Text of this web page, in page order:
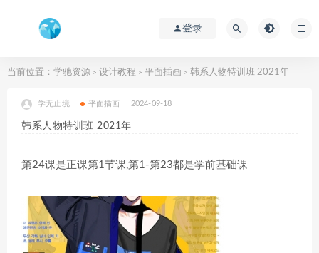
登录
当前位置： 学驰资源 > 设计教程 > 平面插画 > 韩系人物特训班 2021年
学无止境 平面插画 2024-09-18
韩系人物特训班 2021年
第24课是正课第1节课,第1-第23都是学前基础课